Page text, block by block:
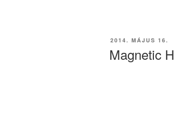
BEKÜLDVE:
2014. MÁJUS 16.
Magnetic